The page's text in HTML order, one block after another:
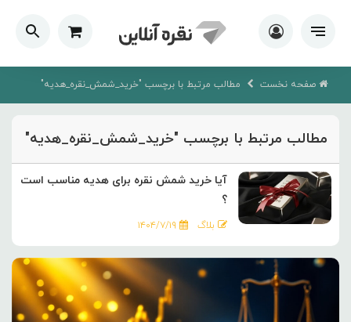
صفحه نخست مطالب مرتبط با برچسب "خرید_شمش_نقره_هدیه"
مطالب مرتبط با برچسب "خرید_شمش_نقره_هدیه"
آیا خرید شمش نقره برای هدیه مناسب است
؟
بلاگ ۱۴۰۴/۷/۱۹